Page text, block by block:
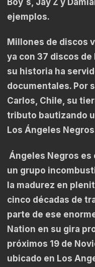
ejemplos.
Millones de discos
ya con 37 discos
su historia ha
documentales. Por
Carlos, Chile, su
tributo bautizando
Los Ángeles
Ángeles Negros
un grupo
la madurez en
cinco décadas de
parte de ese
Nation en su gira
próximos 19 de
ubicado en Los